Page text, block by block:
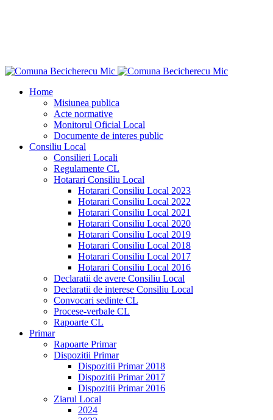
Home
Misiunea publica
Acte normative
Monitorul Oficial Local
Documente de interes public
Consiliu Local
Consilieri Locali
Regulamente CL
Hotarari Consiliu Local
Hotarari Consiliu Local 2023
Hotarari Consiliu Local 2022
Hotarari Consiliu Local 2021
Hotarari Consiliu Local 2020
Hotarari Consiliu Local 2019
Hotarari Consiliu Local 2018
Hotarari Consiliu Local 2017
Hotarari Consiliu Local 2016
Declaratii de avere Consiliu Local
Declaratii de interese Consiliu Local
Convocari sedinte CL
Procese-verbale CL
Rapoarte CL
Primar
Rapoarte Primar
Dispozitii Primar
Dispozitii Primar 2018
Dispozitii Primar 2017
Dispozitii Primar 2016
Ziarul Local
2024